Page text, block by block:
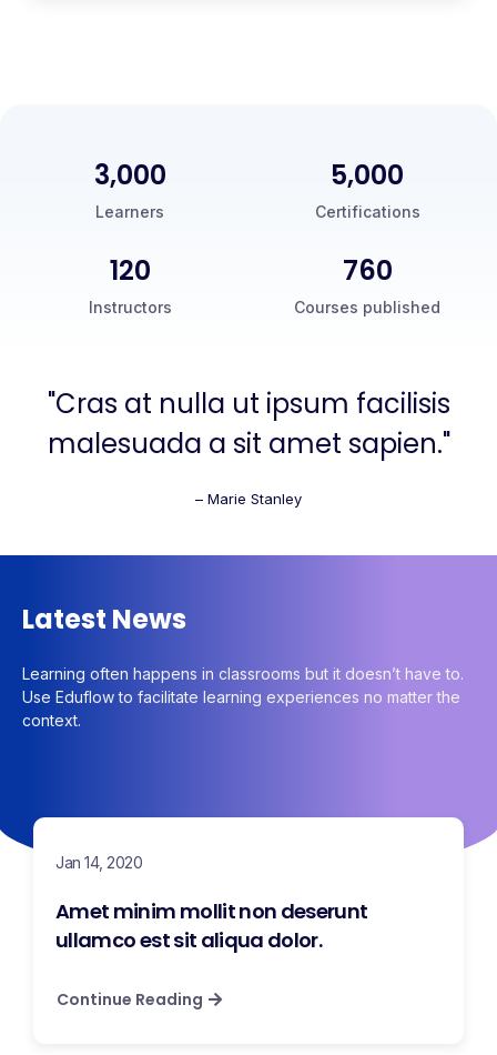
3,000
Learners
5,000
Certifications
120
Instructors
760
Courses published
"Cras at nulla ut ipsum facilisis
malesuada a sit amet sapien."
– Marie Stanley
Latest News
Learning often happens in classrooms but it doesn’t have to.
Use Eduflow to facilitate learning experiences no matter the
context.
Jan 14, 2020
Amet minim mollit non deserunt
ullamco est sit aliqua dolor.
Continue Reading